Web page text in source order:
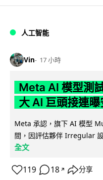
人工智能
Vin 17 小時
Meta AI 模型測
大 AI 巨頭接連曝
Meta 承認，旗下 AI 模型
間，因評估夥伴 Irregular
全文
119 18 ↗ 分享